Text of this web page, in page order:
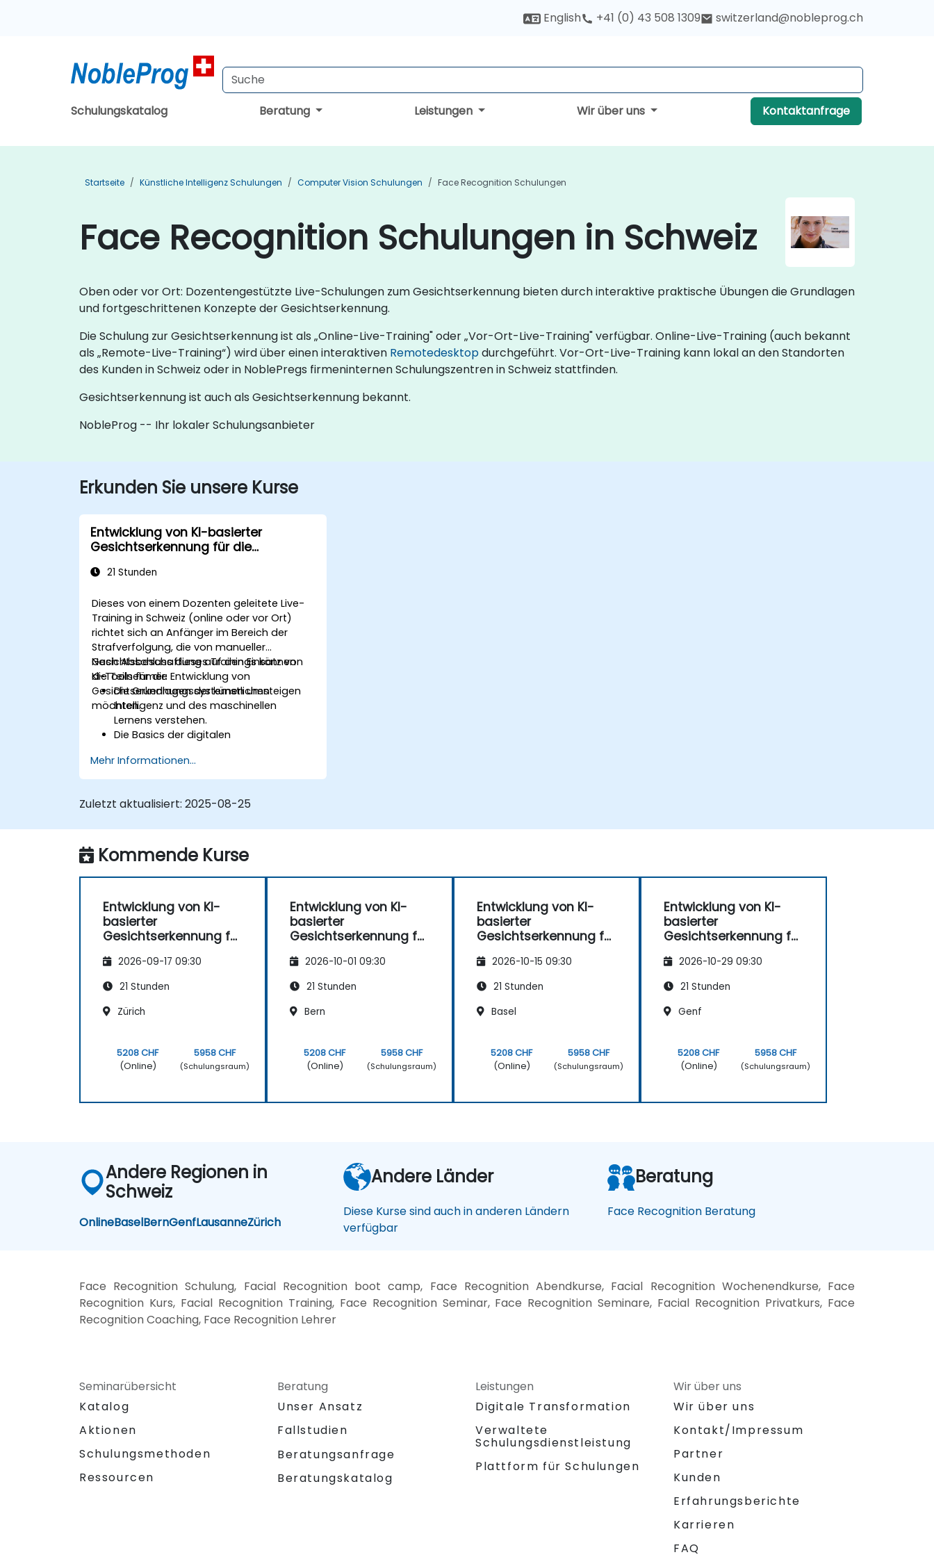
English +41 (0) 43 508 1309 switzerland@nobleprog.ch
Schulungskatalog Beratung Leistungen Wir über uns Kontaktanfrage
Startseite Künstliche Intelligenz Schulungen Computer Vision Schulungen Face Recognition Schulungen
Face Recognition Schulungen in Schweiz
Oben oder vor Ort: Dozentengestützte Live-Schulungen zum Gesichtserkennung bieten durch interaktive praktische Übungen die Grundlagen
und fortgeschrittenen Konzepte der Gesichtserkennung.
Die Schulung zur Gesichtserkennung ist als „Online-Live-Training" oder „Vor-Ort-Live-Training" verfügbar. Online-Live-Training (auch bekannt
als „Remote-Live-Training“) wird über einen interaktiven Remotedesktopdurchgeführt. Vor-Ort-Live-Training kann lokal an den Standorten
des Kunden in Schweiz oder in NoblePregs firmeninternen Schulungszentren in Schweiz stattfinden.
Gesichtserkennung ist auch als Gesichtserkennung bekannt.
NobleProg -- Ihr lokaler Schulungsanbieter
Erkunden Sie unsere Kurse
Entwicklung von KI-basierter
Gesichtserkennung für die
21 Stunden
Dieses von einem Dozenten geleitete Live-
Training in Schweiz (online oder vor Ort)
richtet sich an Anfänger im Bereich der
Strafverfolgung, die von manueller
Gesichtsbeschaffung auf den Einsatz von
KI-Tools für die Entwicklung von
Gesichtserkennungssystemen umsteigen
möchten.
Nach Abschluss dieses Trainings können
die Teilnehmer:
Die Grundlagen der künstlichen
Intelligenz und des maschinellen
Lernens verstehen.
Die Basics der digitalen
in der Gesichtserkennung erlernen.
Fähigkeiten im Umgang mit KI-Tools
Gesichtserkennungsmodellen
Training und dem Testen von
sammeln.
Praktiken im Einsatz von
Gesichtserkennungstechnologien
verstehen.
Mehr Informationen...
Zuletzt aktualisiert: 2025-08-25
Kommende Kurse
Entwicklung von KI-
basierter
Gesichtserkennung für
2026-09-17 09:30
21 Stunden
Zürich
5208 CHF
(Online)
5958 CHF
(Schulungsraum)
Entwicklung von KI-
basierter
Gesichtserkennung für
2026-10-01 09:30
21 Stunden
Bern
5208 CHF
(Online)
5958 CHF
(Schulungsraum)
Entwicklung von KI-
basierter
Gesichtserkennung für
2026-10-15 09:30
21 Stunden
Basel
5208 CHF
(Online)
5958 CHF
(Schulungsraum)
Entwicklung von KI-
basierter
Gesichtserkennung für
2026-10-29 09:30
21 Stunden
Genf
5208 CHF
(Online)
5958 CHF
(Schulungsraum)
Andere Regionen in
Schweiz
OnlineBaselBernGenfLausanneZürich
Andere Länder
Diese Kurse sind auch in anderen Ländern
verfügbar
Beratung
Face Recognition Beratung
Face Recognition Schulung, Facial Recognition boot camp, Face Recognition Abendkurse, Facial Recognition Wochenendkurse, Face
Recognition Kurs, Facial Recognition Training, Face Recognition Seminar, Face Recognition Seminare, Facial Recognition Privatkurs, Face
Recognition Coaching, Face Recognition Lehrer
Seminarübersicht
Katalog
Aktionen
Schulungsmethoden
Ressourcen
Beratung
Unser Ansatz
Fallstudien
Beratungsanfrage
Beratungskatalog
Leistungen
Digitale Transformation
Verwaltete
Schulungsdienstleistung
Plattform für Schulungen
Wir über uns
Wir über uns
Kontakt/Impressum
Partner
Kunden
Erfahrungsberichte
Karrieren
FAQ